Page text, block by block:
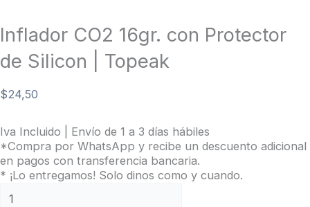
Inflador CO2 16gr. con Protector
de Silicon | Topeak
$24,50
Iva Incluido | Envío de 1 a 3 días hábiles
*Compra por WhatsApp y recibe un descuento adicional
en pagos con transferencia bancaria.
* ¡Lo entregamos! Solo dinos como y cuando.